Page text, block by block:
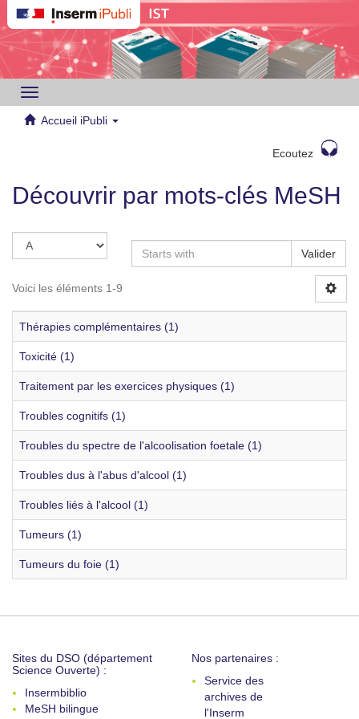
Toggle
navigation
Accueil iPubli
Ecoutez
Découvrir par mots-clés MeSH
Valider
Voici les éléments 1-9
Thérapies complémentaires (1)
Toxicité (1)
Traitement par les exercices physiques (1)
Troubles cognitifs (1)
Troubles du spectre de l'alcoolisation foetale (1)
Troubles dus à l'abus d'alcool (1)
Troubles liés à l'alcool (1)
Tumeurs (1)
Tumeurs du foie (1)
Sites du DSO (département
Science Ouverte) :
Insermbiblio
MeSH bilingue
Nos partenaires :
Service des
archives de
l'Inserm